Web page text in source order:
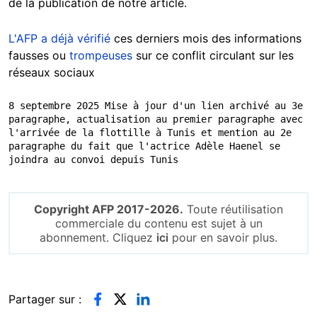
L'AFP a déjà vérifié ces derniers mois des informations
fausses ou trompeuses sur ce conflit circulant sur les
réseaux sociaux
8 septembre 2025 Mise à jour d'un lien archivé au 3e
paragraphe, actualisation au premier paragraphe avec
l'arrivée de la flottille à Tunis et mention au 2e
paragraphe du fait que l'actrice Adèle Haenel se
joindra au convoi depuis Tunis
Copyright AFP 2017-2026. Toute réutilisation
commerciale du contenu est sujet à un
abonnement. Cliquez ici pour en savoir plus.
Partager sur :